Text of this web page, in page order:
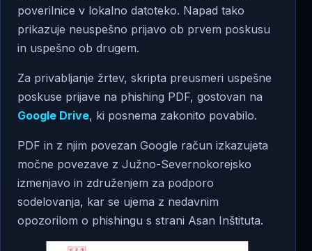
poverilnice v lokalno datoteko. Napad tako
prikazuje neuspešno prijavo ob prvem poskusu
in uspešno ob drugem.
Za privabljanje žrtev, skripta preusmeri uspešne
poskuse prijave na phishing PDF, gostovan na
Google Drive, ki posnema zakonito povabilo.
PDF in z njim povezan Google račun izkazujeta
močne povezave z Južno-Severnokorejsko
izmenjavo in združenjem za podporo
sodelovanja, kar se ujema z nedavnim
opozorilom o phishingu s strani Asan Inštituta.